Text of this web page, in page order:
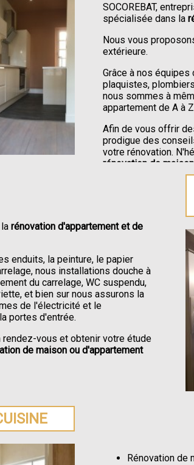
SOCOREBAT,
spécialisée dans la
Nous vous
extérieure.
Grâce à nos
plaquistes,
nous sommes à
appartement de A à
Afin de vous offrir
prodigue des
votre rénovation.
rénovation de
rénovation d'appartement et de
enduits, la peinture, le papier
nous installations douche à
du carrelage, WC suspendu,
et bien sur nous assurons la
de l'électricité et le
portes d'entrée.
vous et obtenir votre étude
de maison ou d'appartement
Rénovation de